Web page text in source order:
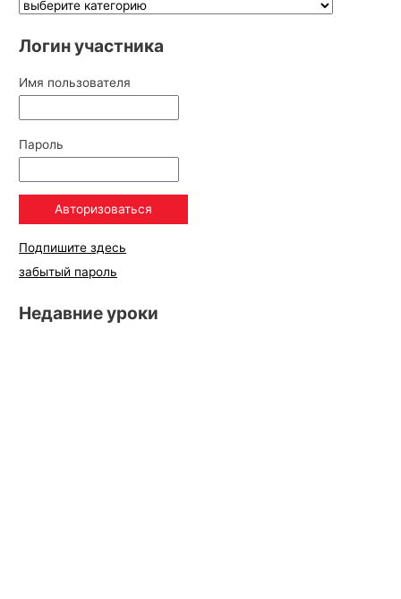
Логин участника
Имя пользователя
Пароль
Подпишите здесь
забытый пароль
Недавние уроки